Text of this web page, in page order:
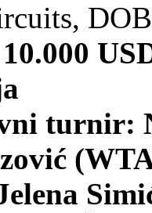
10.000
turnir: